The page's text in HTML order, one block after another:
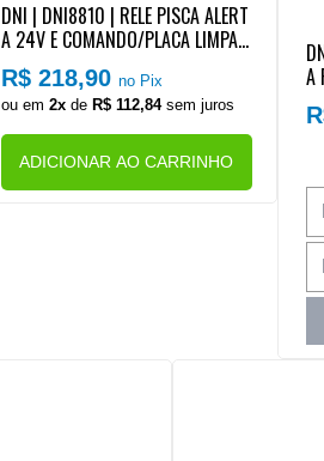
DNI | DNI8810 | RELE PISCA ALERT
A 24V E COMANDO/PLACA LIMPAD
OR PARABRISA MB (18 TERMINAIS
(COM SUPORTE)
R$ 218,90 no Pix
ou em 2xde R$ 112,84sem juros
ADICIONAR AO CARRINHO
A
R